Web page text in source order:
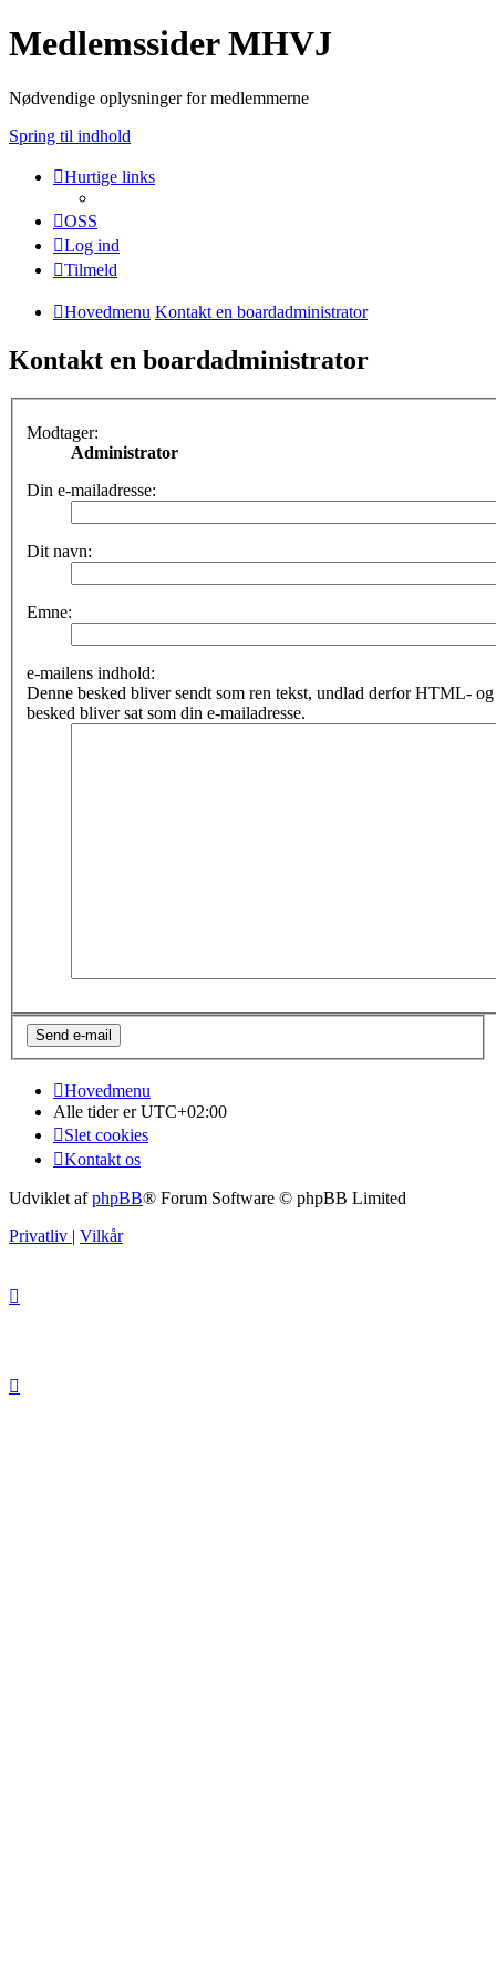
Medlemssider MHVJ
Nødvendige oplysninger for medlemmerne
Spring til indhold
Hurtige links
OSS
Log ind
Tilmeld
Hovedmenu Kontakt en boardadministrator
Kontakt en boardadministrator
Modtager:
Administrator
Din e-mailadresse:
Dit navn:
Emne:
e-mailens indhold:
Denne besked bliver sendt som ren tekst, undlad derfor HTML-
besked bliver sat som din e-mailadresse.
Hovedmenu
Alle tider erUTC+02:00
Slet cookies
Kontakt os
Udviklet afphpBB® Forum Software © phpBB Limited
Privatliv | Vilkår